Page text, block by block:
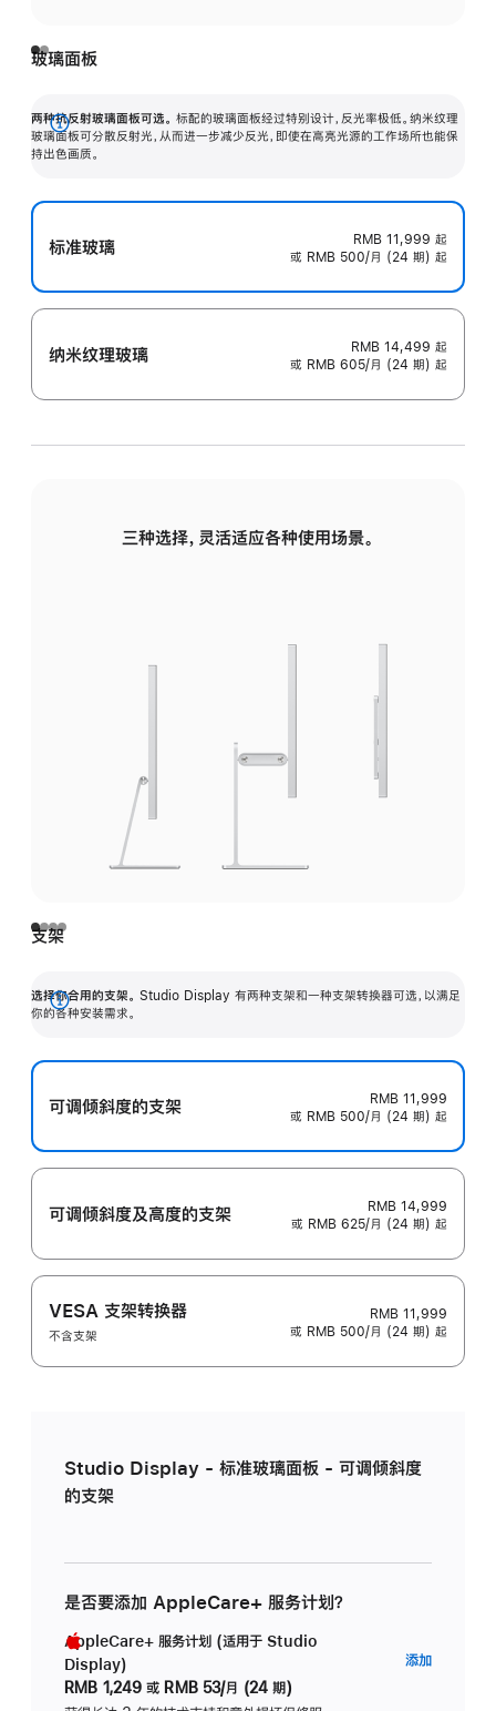
玻璃面板
两种抗反射玻璃面板可选。 标配的玻璃面板经过特别设计，反光率极低。纳米纹理
玻璃面板可分散反射光，从而进一步减少反光，即使在高亮光源的工作场所也能保
持出色画质。
展
开
标准玻璃 RMB 11,999 起
或 RMB 500/月 (24 期) 起
纳米纹理玻璃 RMB 14,499 起
或 RMB 605/月 (24 期) 起
三种选择，灵活适应各种使用场景。
支架
选择你合用的支架。 Studio Display 有两种支架和一种支架转换器可选，以满足
你的各种安装需求。
展
可调倾斜度的支架
RMB 11,999
或 RMB 500/月 (24 期) 起
可调倾斜度及高‍度的支‍架
RMB 14,999
或 RMB 625/月 (24 期) 起
VESA 支架转换器
不含支架
RMB 11,999
或 RMB 500/月 (24 期) 起
Studio Display - 标准玻璃面板 - 可调倾斜度
的支架
是否要添加 AppleCare+ 服务计划？
AppleCare+ 服务计划 (适用于 Studio
Display)
RMB 1,249 或 RMB 53/月 (24 期)
添加